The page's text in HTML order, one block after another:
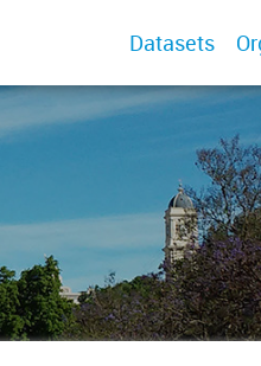
Datasets